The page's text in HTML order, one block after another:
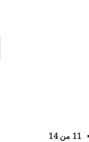
11 من 14